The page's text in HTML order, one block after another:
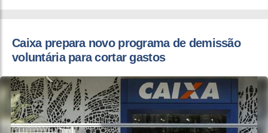
​Caixa prepara novo programa de demissão
voluntária para cortar gastos